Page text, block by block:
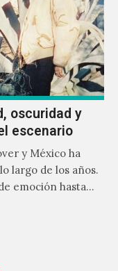
oscuridad y
escenario
y México ha
largo de los años.
emoción hasta